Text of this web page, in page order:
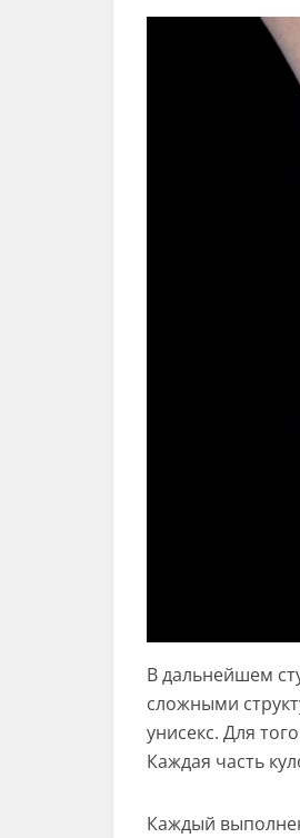
В дальнейшем
сложными
унисекс. Для
Каждая часть
Каждый